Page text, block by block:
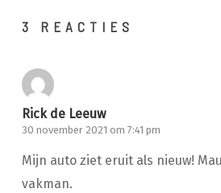
3 REACTIES
Rick de Leeuw
30 november 2021 om 7:41 pm
Mijn auto ziet eruit als nieuw!
vakman.